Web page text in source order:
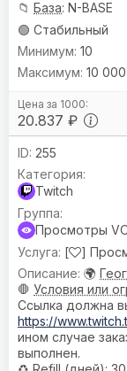
📁 База: N-BASE
🟢 Стабильный
20.837 ₽
10
10
255
Twitch
Просмотры
[
]
🌍
🛑 Условия или
Ссылка должна
https://
ином случае
выполнен.